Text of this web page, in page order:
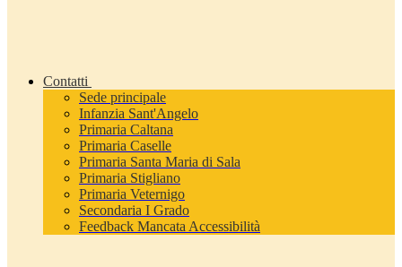
Contatti
Sede principale
Infanzia Sant'Angelo
Primaria Caltana
Primaria Caselle
Primaria Santa Maria di Sala
Primaria Stigliano
Primaria Veternigo
Secondaria I Grado
Feedback Mancata Accessibilità